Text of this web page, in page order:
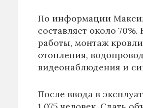
По информации
составляет около
работы, монтаж
отопления,
видеонаблюдения и
После ввода в